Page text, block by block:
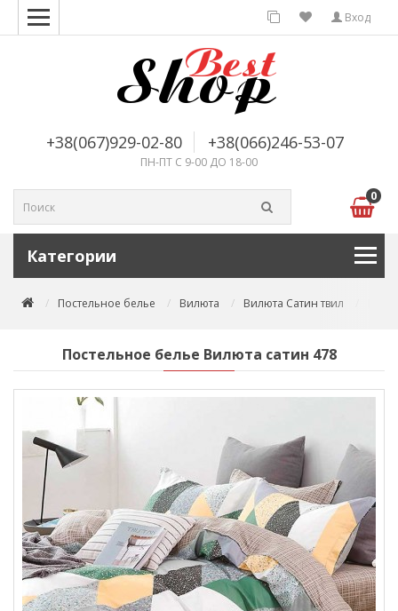
Вход
+38(067)929-02-80 +38(066)246-53-07
ПН-ПТ С 9-00 ДО 18-00
0
Категории
Постельное белье Вилюта Вилюта Сатин твил
Постельное белье Вилюта сатин 478